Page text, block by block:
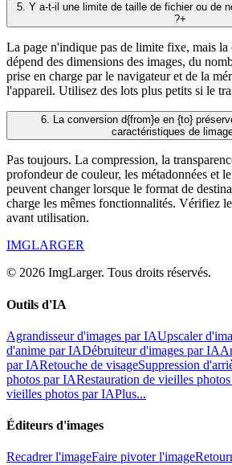
5. Y a-t-il une limite de taille de fichier ou de
?+
La page n'indique pas de limite fixe, mais la
dépend des dimensions des images, du
prise en charge par le navigateur et de la
l'appareil. Utilisez des lots plus petits si le
6. La conversion d{from}e en {to}
caractéristiques de
Pas toujours. La compression, la
profondeur de couleur, les métadonnées et
peuvent changer lorsque le format de
charge les mêmes fonctionnalités. Vérifiez
avant utilisation.
IMGLARGER
© 2026 ImgLarger. Tous droits réservés.
Outils d'IA
Agrandisseur d'images par IAUpscaler
d'anime par IADébruiteur d'images par IA
par IARetouche de visageSuppression
photos par IARestauration de vieilles
vieilles photos par IAPlus...
Éditeurs d'images
Recadrer l'imageFaire pivoter l'image